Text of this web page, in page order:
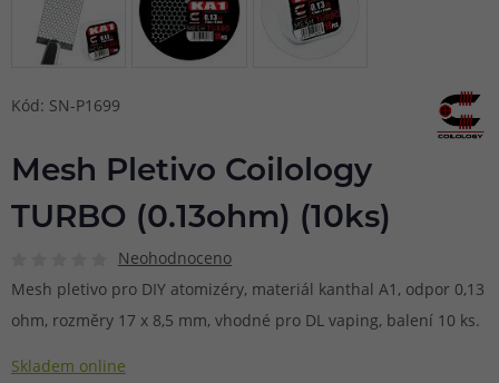
Kód: SN-P1699
Mesh Pletivo Coilology
TURBO (0.13ohm) (10ks)
Neohodnoceno
Mesh pletivo pro DIY atomizéry, materiál kanthal A1, odpor 0,13
ohm, rozměry 17 x 8,5 mm, vhodné pro DL vaping, balení 10 ks.
Skladem online